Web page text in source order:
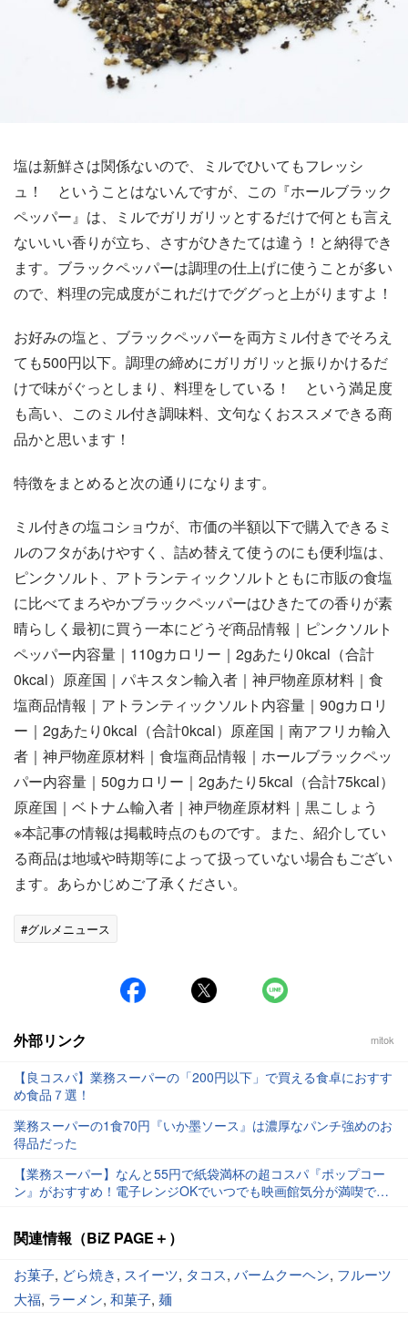
塩は新鮮さは関係ないので、ミルでひいてもフレッシ
ュ！ ということはないんですが、この『ホールブラック
ペッパー』は、ミルでガリガリッとするだけで何とも言え
ないいい香りが立ち、さすがひきたては違う！と納得でき
ます。ブラックペッパーは調理の仕上げに使うことが多い
ので、料理の完成度がこれだけでググっと上がりますよ！
お好みの塩と、ブラックペッパーを両方ミル付きでそろえ
ても500円以下。調理の締めにガリガリッと振りかけるだ
けで味がぐっとしまり、料理をしている！ という満足度
も高い、このミル付き調味料、文句なくおススメできる商
品かと思います！
特徴をまとめると次の通りになります。
ミル付きの塩コショウが、市価の半額以下で購入できるミ
ルのフタがあけやすく、詰め替えて使うのにも便利塩は、
ピンクソルト、アトランティックソルトともに市販の食塩
に比べてまろやかブラックペッパーはひきたての香りが素
晴らしく最初に買う一本にどうぞ商品情報｜ピンクソルト
ペッパー内容量｜110gカロリー｜2gあたり0kcal（合計
0kcal）原産国｜パキスタン輸入者｜神戸物産原材料｜食
塩商品情報｜アトランティックソルト内容量｜90gカロリ
ー｜2gあたり0kcal（合計0kcal）原産国｜南アフリカ輸入
者｜神戸物産原材料｜食塩商品情報｜ホールブラックペッ
パー内容量｜50gカロリー｜2gあたり5kcal（合計75kcal）
原産国｜ベトナム輸入者｜神戸物産原材料｜黒こしょう
※本記事の情報は掲載時点のものです。また、紹介してい
る商品は地域や時期等によって扱っていない場合もござい
ます。あらかじめご了承ください。
#グルメニュース
外部リンク mitok
【良コスパ】業務スーパーの「200円以下」で買える食卓におすす
め食品７選！
業務スーパーの1食70円『いか墨ソース』は濃厚なパンチ強めのお
得品だった
【業務スーパー】なんと55円で紙袋満杯の超コスパ『ポップコー
ン』がおすすめ！電子レンジOKでいつでも映画館気分が満喫でき
関連情報（BiZ PAGE＋）
お菓子, どら焼き, スイーツ, タコス, バームクーヘン, フルーツ
大福, ラーメン, 和菓子, 麺